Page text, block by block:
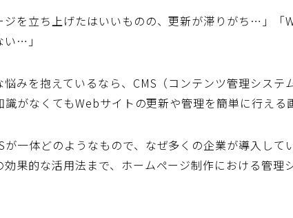
ジを立ち上げたはいいものの、更新が滞りがち…」
…」
みを抱えているなら、 CMS（コンテンツ管理システ
識がなくてもWebサイトの更新や管理を簡単に行える
が一体どのようなもので、なぜ多くの企業が導入し
果的な活用法まで、 ホームページ制作における管理